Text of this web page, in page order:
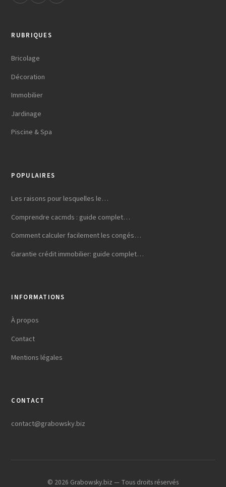
RUBRIQUES
Bricolage
Décoration
Immobilier
Jardinage
Piscine & Spa
POPULAIRES
Les raisons pour lesquelles le…
Comprendre cacmds : guide complet…
Comment calculer facilement les congés…
Garantie crédit immobilier: guide complet…
INFORMATIONS
À propos
Contact
Mentions légales
CONTACT
contact@grabowsky.biz
© 2026 Grabowsky.biz — Tous droits réservés